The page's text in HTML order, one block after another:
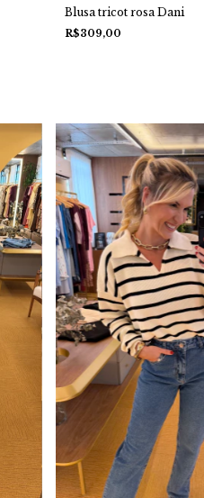
Blusa tricot rosa Dani
R$309,00